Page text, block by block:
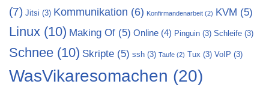
(7) Jitsi (3) Kommunikation (6) Konfirmandenarbeit (2) KVM (5)
Linux (10) Making Of (5) Online (4) Pinguin (3) Schleife (3)
Schnee (10) Skripte (5) ssh (3) Taufe (2) Tux (3) VoIP (3)
WasVikaresomachen (20)